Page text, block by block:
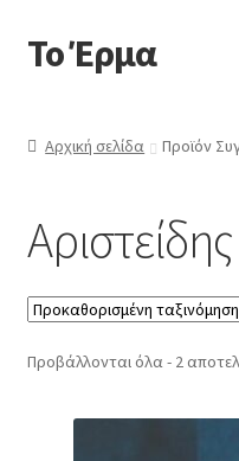
Απευθείας
μετάβαση
Μετάβαση
σε
Το Έρμα
Κατηγορίες Βιβλίων
Συχνές Ερωτήσεις
Επικοινωνία
Αρχική σελίδα Προϊόν
Προβάλλονται όλα - 2